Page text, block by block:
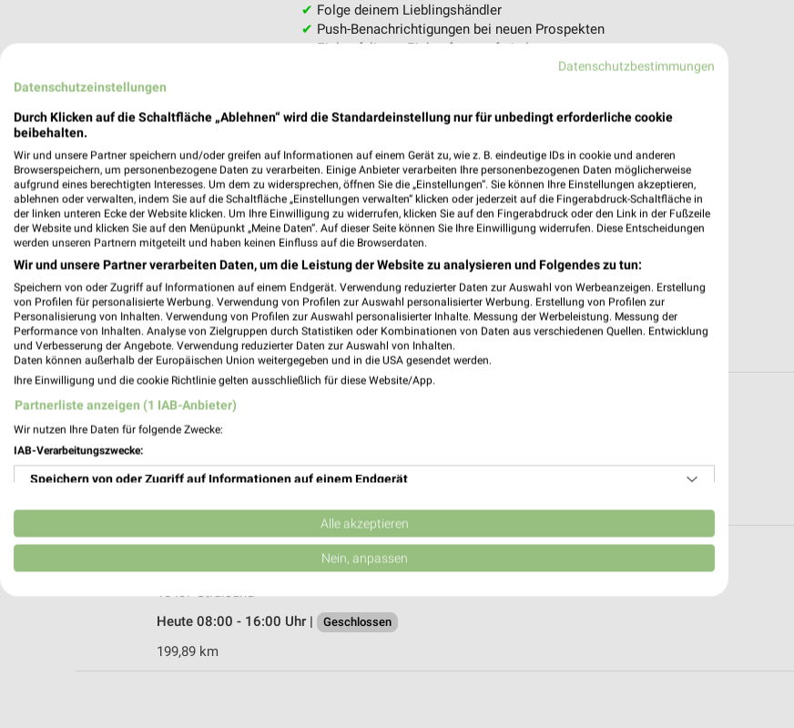
✔ Folge deinem Lieblingshändler
✔ Push-Benachrichtigungen bei neuen Prospekten
✔Einkaufsliste - Einkauf stressfrei planen
HKL Center Bergen
18528 Bergen auf Rügen
Heute geschlossen
Rostocker Chaussee 6-8
18437 Stralsund
Heute 08:00 - 16:00 Uhr |
Geschlossen
199,89 km
Datenschutzbestimmungen
Datenschutzeinstellungen
Durch Klicken auf die Schaltfläche „Ablehnen“ wird die Standardeinstellung nur für unbedingt erforderliche cookie
beibehalten.
Wir und unsere Partner speichern und/oder greifen auf Informationen auf einem Gerät zu, wie z. B. eindeutige IDs in cookie und anderen
Browserspeichern, um personenbezogene Daten zu verarbeiten. Einige Anbieter verarbeiten Ihre personenbezogenen Daten möglicherweise
aufgrund eines berechtigten Interesses. Um dem zu widersprechen, öffnen Sie die „Einstellungen“. Sie können Ihre Einstellungen akzeptieren,
ablehnen oder verwalten, indem Sie auf die Schaltfläche „Einstellungen verwalten“ klicken oder jederzeit auf die Fingerabdruck-Schaltfläche in
der linken unteren Ecke der Website klicken. Um Ihre Einwilligung zu widerrufen, klicken Sie auf den Fingerabdruck oder den Link in der Fußzeile
der Website und klicken Sie auf den Menüpunkt „Meine Daten“. Auf dieser Seite können Sie Ihre Einwilligung widerrufen. Diese Entscheidungen
werden unseren Partnern mitgeteilt und haben keinen Einfluss auf die Browserdaten.
Wir und unsere Partner verarbeiten Daten, um die Leistung der Website zu analysieren und Folgendes zu tun:
Speichern von oder Zugriff auf Informationen auf einem Endgerät. Verwendung reduzierter Daten zur Auswahl von Werbeanzeigen. Erstellung
von Profilen für personalisierte Werbung. Verwendung von Profilen zur Auswahl personalisierter Werbung. Erstellung von Profilen zur
Personalisierung von Inhalten. Verwendung von Profilen zur Auswahl personalisierter Inhalte. Messung der Werbeleistung. Messung der
Performance von Inhalten. Analyse von Zielgruppen durch Statistiken oder Kombinationen von Daten aus verschiedenen Quellen. Entwicklung
und Verbesserung der Angebote. Verwendung reduzierter Daten zur Auswahl von Inhalten.
Daten können außerhalb der Europäischen Union weitergegeben und in die USA gesendet werden.
Ihre Einwilligung und die cookie Richtlinie gelten ausschließlich für diese Website/App.
Partnerliste anzeigen (1 IAB-Anbieter)
Wir nutzen Ihre Daten für folgende Zwecke:
IAB-Verarbeitungszwecke:
Speichern von oder Zugriff auf Informationen auf einem Endgerät
Verwendung reduzierter Daten zur Auswahl von Werbeanzeigen
Erstellung von Profilen für personalisierte Werbung
Erstellung von Profilen zur Personalisierung von Inhalten
Alle akzeptieren
Nein, anpassen